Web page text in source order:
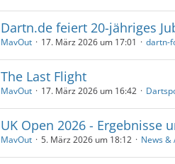
Dartn.de feiert 20-jähriges
MavOut 17. März 2026 um 17:01 dartn-
The Last Flight
MavOut 17. März 2026 um 16:42
UK Open 2026 - Ergebnisse
MavOut 5. März 2026 um 18:12 News &